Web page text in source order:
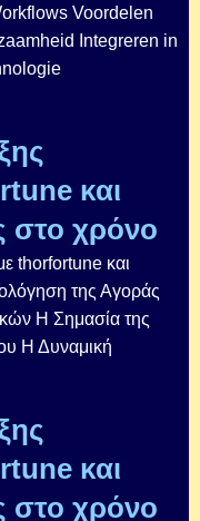
Voordelen
Integreren in
και
στο χρόνο
thorfortune και
της Αγοράς
Η Σημασία της
Η Δυναμική
και
στο χρόνο